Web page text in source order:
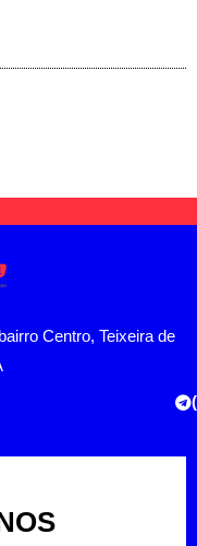
Centro, Teixeira de